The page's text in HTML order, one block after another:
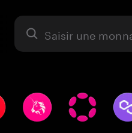
Actifs